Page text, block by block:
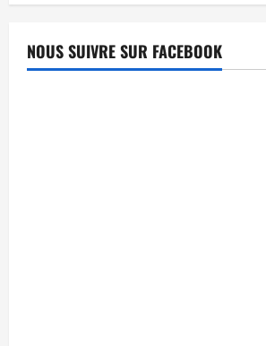
NOUS SUIVRE SUR FACEBOOK